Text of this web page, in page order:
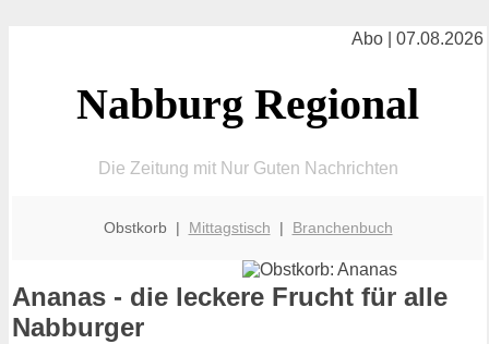
Abo | 07.08.2026
Nabburg Regional
Die Zeitung mit Nur Guten Nachrichten
Obstkorb | Mittagstisch | Branchenbuch
Ananas - die leckere Frucht für alle
Nabburger